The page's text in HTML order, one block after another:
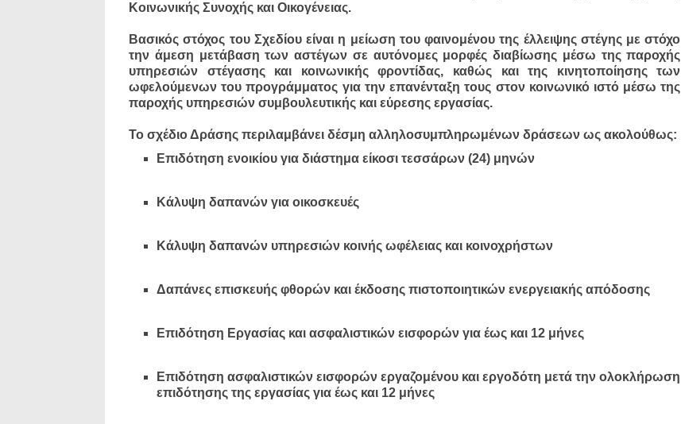
Κοινωνικής Συνοχής και Οικογένειας.
Βασικός στόχος του Σχεδίου είναι η μείωση του φαινομένου της έλλειψης στέγης με στόχο
την άμεση μετάβαση των αστέγων σε αυτόνομες μορφές διαβίωσης μέσω της παροχής
υπηρεσιών στέγασης και κοινωνικής φροντίδας, καθώς και της κινητοποίησης των
ωφελούμενων του προγράμματος για την επανένταξη τους στον κοινωνικό ιστό μέσω της
παροχής υπηρεσιών συμβουλευτικής και εύρεσης εργασίας.
Το σχέδιο Δράσης περιλαμβάνει δέσμη αλληλοσυμπληρωμένων δράσεων ως ακολούθως:
Επιδότηση ενοικίου για διάστημα είκοσι τεσσάρων (24) μηνών
Κάλυψη δαπανών για οικοσκευές
Κάλυψη δαπανών υπηρεσιών κοινής ωφέλειας και κοινοχρήστων
Δαπάνες επισκευής φθορών και έκδοσης πιστοποιητικών ενεργειακής απόδοσης
Επιδότηση Εργασίας και ασφαλιστικών εισφορών για έως και 12 μήνες
Επιδότηση ασφαλιστικών εισφορών εργαζομένου και εργοδότη μετά την ολοκλήρωση
επιδότησης της εργασίας για έως και 12 μήνες